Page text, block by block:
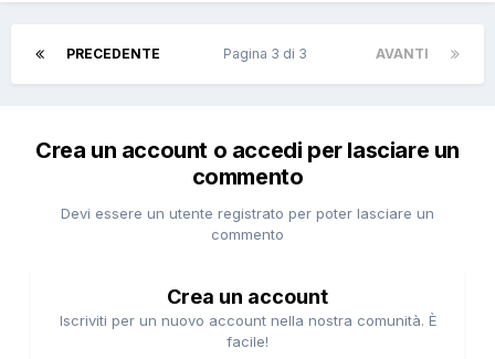
PRECEDENTE AVANTI
Pagina 3 di 3
Crea un account o accedi per lasciare un
commento
Devi essere un utente registrato per poter lasciare un
commento
Crea un account
Iscriviti per un nuovo account nella nostra comunità. È
facile!